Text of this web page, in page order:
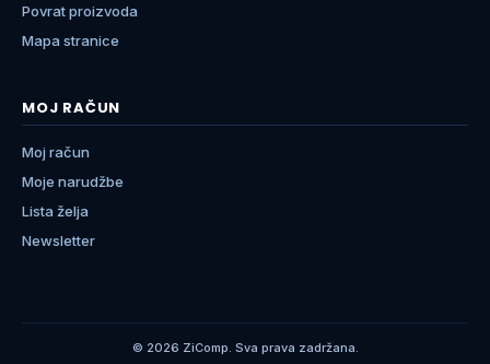
Povrat proizvoda
Mapa stranice
MOJ RAČUN
Moj račun
Moje narudžbe
Lista želja
Newsletter
© 2026 ZiComp. Sva prava zadržana.